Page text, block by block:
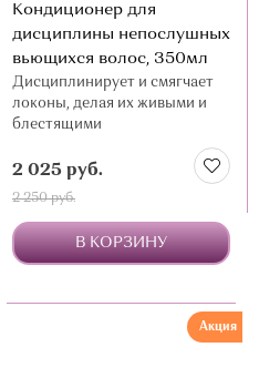
Кондиционер для
дисциплины непослушных
вьющихся волос, 350мл
Дисциплинирует и смягчает
локоны, делая их живыми и
блестящими
2 025 руб.
2 250 руб.
В КОРЗИНУ
Акция